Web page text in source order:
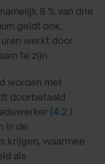
8 % van drie
geldt ook,
werkt door
te zijn.
worden met
doorbetaald
(4.2.).
in de
krijgen, waarmee
als